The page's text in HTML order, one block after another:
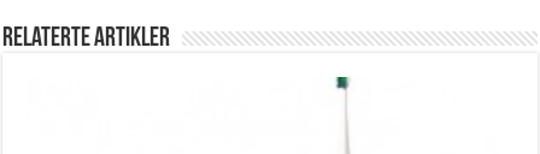
Relaterte artikler